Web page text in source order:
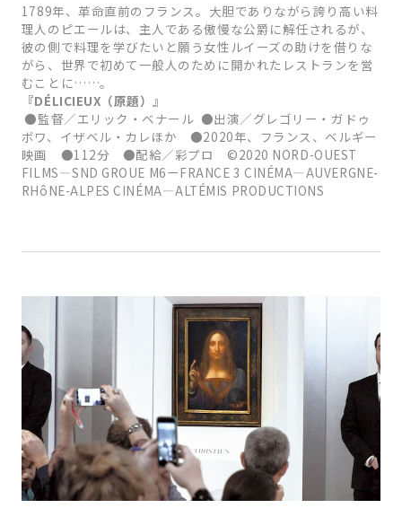
1789年、革命直前のフランス。大胆でありながら誇り高い料
理人のピエールは、主人である傲慢な公爵に解任されるが、
彼の側で料理を学びたいと願う女性ルイーズの助けを借りな
がら、世界で初めて一般人のために開かれたレストランを営
むことに……。
『DÉLICIEUX（原題）』
●監督／エリック・ベナール ●出演／グレゴリー・ガドゥ
ボワ、イザベル・カレほか ●2020年、フランス、ベルギー
映画 ●112分 ●配給／彩プロ ©2020 NORD-OUEST
FILMS―SND GROUE M6ーFRANCE 3 CINÉMA―AUVERGNE-
RHôNE-ALPES CINÉMA―ALTÉMIS PRODUCTIONS